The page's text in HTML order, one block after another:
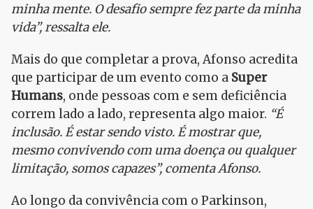
minha mente. O desafio sempre fez parte da minha
vida”, ressalta ele.
Mais do que completar a prova, Afonso acredita
que participar de um evento como a Super
Humans, onde pessoas com e sem deficiência
correm lado a lado, representa algo maior. “É
inclusão. É estar sendo visto. É mostrar que,
mesmo convivendo com uma doença ou qualquer
limitação, somos capazes”, comenta Afonso.
Ao longo da convivência com o Parkinson,